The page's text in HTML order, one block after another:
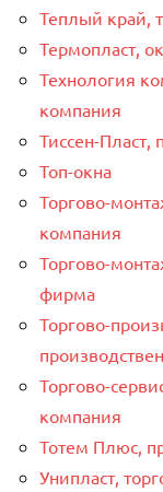
Теплый край,
Термопласт,
Технология
компания
Тиссен-Пласт,
Топ-окна
Торгово-
компания
Торгово-
фирма
Торгово-
Торгово-
компания
Тотем Плюс,
Унипласт,